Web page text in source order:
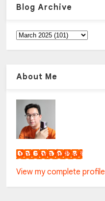
Blog Archive
About Me
เน็กซ์ วรพล ลิ่มศิริวงศ์
View my complete profile